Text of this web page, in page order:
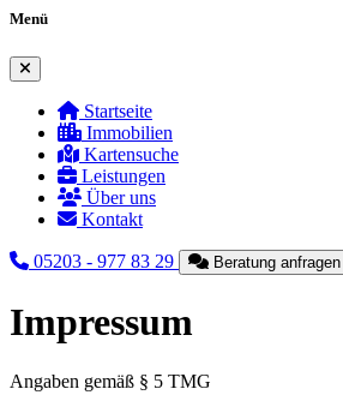
Menü
Menü schließen
Startseite
Immobilien
Kartensuche
Leistungen
Über uns
Kontakt
05203 - 977 83 29 Beratung anfragen
Impressum
Angaben gemäß § 5 TMG